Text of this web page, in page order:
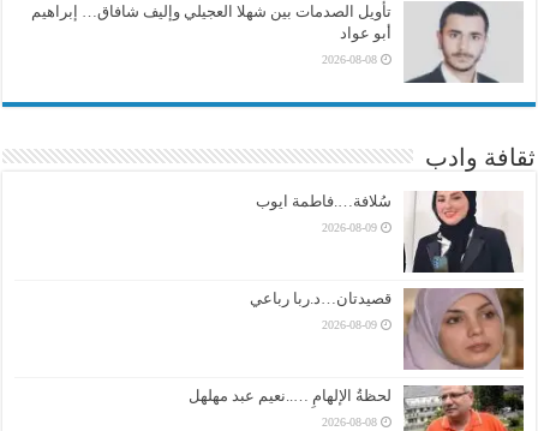
تأويل الصدمات بين شهلا العجيلي وإليف شافاق… إبراهيم
أبو عواد
2026-08-08
ثقافة وادب
سُلافة….فاطمة ايوب
2026-08-09
قصيدتان…د.ربا رباعي
2026-08-09
لحظةُ الإلهامِ …..نعيم عبد مهلهل
2026-08-08